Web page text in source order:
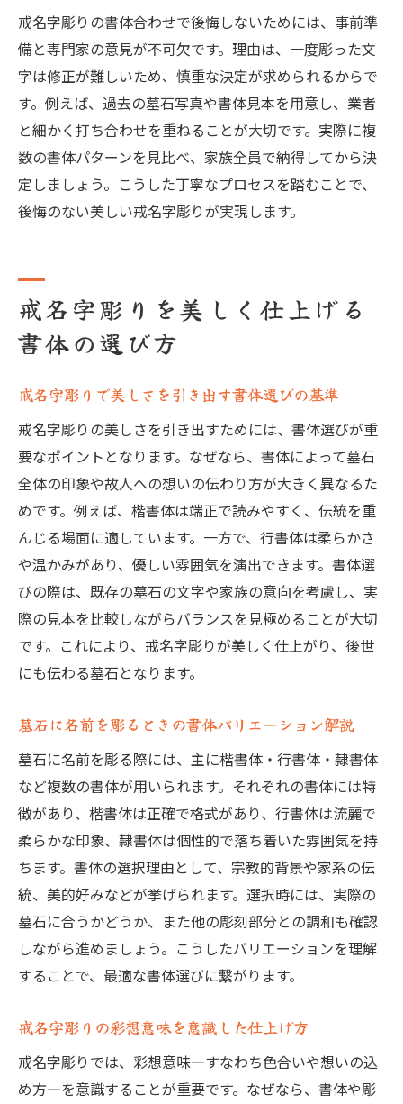
戒名字彫りの書体合わせで後悔しないためには、事前準
備と専門家の意見が不可欠です。理由は、一度彫った文
字は修正が難しいため、慎重な決定が求められるからで
す。例えば、過去の墓石写真や書体見本を用意し、業者
と細かく打ち合わせを重ねることが大切です。実際に複
数の書体パターンを見比べ、家族全員で納得してから決
定しましょう。こうした丁寧なプロセスを踏むことで、
後悔のない美しい戒名字彫りが実現します。
戒名字彫りを美しく仕上げる
書体の選び方
戒名字彫りで美しさを引き出す書体選びの基準
戒名字彫りの美しさを引き出すためには、書体選びが重
要なポイントとなります。なぜなら、書体によって墓石
全体の印象や故人への想いの伝わり方が大きく異なるた
めです。例えば、楷書体は端正で読みやすく、伝統を重
んじる場面に適しています。一方で、行書体は柔らかさ
や温かみがあり、優しい雰囲気を演出できます。書体選
びの際は、既存の墓石の文字や家族の意向を考慮し、実
際の見本を比較しながらバランスを見極めることが大切
です。これにより、戒名字彫りが美しく仕上がり、後世
にも伝わる墓石となります。
墓石に名前を彫るときの書体バリエーション解説
墓石に名前を彫る際には、主に楷書体・行書体・隷書体
など複数の書体が用いられます。それぞれの書体には特
徴があり、楷書体は正確で格式があり、行書体は流麗で
柔らかな印象、隷書体は個性的で落ち着いた雰囲気を持
ちます。書体の選択理由として、宗教的背景や家系の伝
統、美的好みなどが挙げられます。選択時には、実際の
墓石に合うかどうか、また他の彫刻部分との調和も確認
しながら進めましょう。こうしたバリエーションを理解
することで、最適な書体選びに繋がります。
戒名字彫りの彩想意味を意識した仕上げ方
戒名字彫りでは、彩想意味―すなわち色合いや想いの込
め方―を意識することが重要です。なぜなら、書体や彫